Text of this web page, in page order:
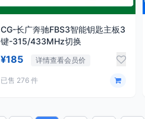
CG-长广奔驰FBS3智能钥匙主板3
键-315/433MHz切换
¥185 详情查看会员价
已售 276 件